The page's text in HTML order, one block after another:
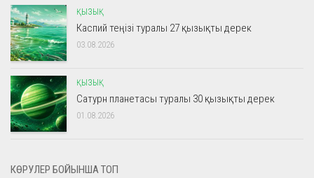
ҚЫЗЫҚ
Каспий теңізі туралы 27 қызықты дерек
03.08.2026
ҚЫЗЫҚ
Сатурн планетасы туралы 30 қызықты дерек
01.08.2026
КӨРУЛЕР БОЙЫНША ТОП